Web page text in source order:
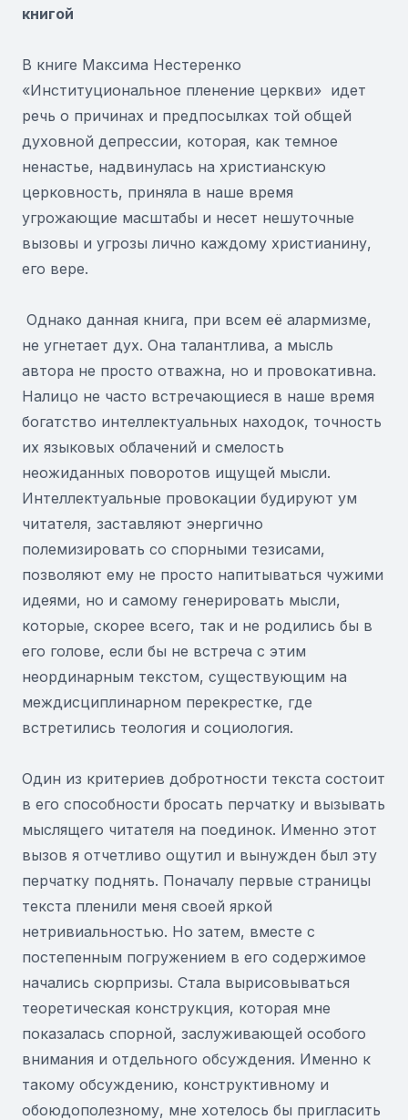
книгой
В книге Максима Нестеренко
«Институциональное пленение церкви» идет
речь о причинах и предпосылках той общей
духовной депрессии, которая, как темное
ненастье, надвинулась на христианскую
церковность, приняла в наше время
угрожающие масштабы и несет нешуточные
вызовы и угрозы лично каждому христианину,
его вере.
Однако данная книга, при всем её алармизме,
не угнетает дух. Она талантлива, а мысль
автора не просто отважна, но и провокативна.
Налицо не часто встречающиеся в наше время
богатство интеллектуальных находок, точность
их языковых облачений и смелость
неожиданных поворотов ищущей мысли.
Интеллектуальные провокации будируют ум
читателя, заставляют энергично
полемизировать со спорными тезисами,
позволяют ему не просто напитываться чужими
идеями, но и самому генерировать мысли,
которые, скорее всего, так и не родились бы в
его голове, если бы не встреча с этим
неординарным текстом, существующим на
междисциплинарном перекрестке, где
встретились теология и социология.
Один из критериев добротности текста состоит
в его способности бросать перчатку и вызывать
мыслящего читателя на поединок. Именно этот
вызов я отчетливо ощутил и вынужден был эту
перчатку поднять. Поначалу первые страницы
текста пленили меня своей яркой
нетривиальностью. Но затем, вместе с
постепенным погружением в его содержимое
начались сюрпризы. Стала вырисовываться
теоретическая конструкция, которая мне
показалась спорной, заслуживающей особого
внимания и отдельного обсуждения. Именно к
такому обсуждению, конструктивному и
обоюдополезному, мне хотелось бы пригласить